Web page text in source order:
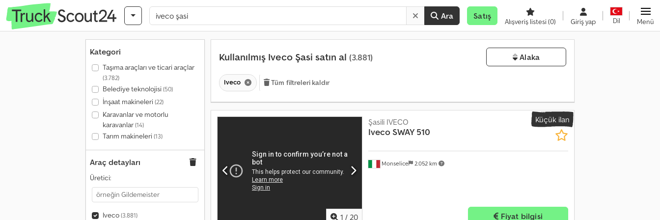
Ara Satış
Alışveriş listesi (0) Giriş yap Dil Menü
Kategori
Taşıma araçları ve ticari araçlar
(3.782)
Belediye teknolojisi(50)
İnşaat makineleri(22)
Karavanlar ve motorlu
karavanlar(14)
Tarım makineleri(13)
Araç detayları
Üretici:
Iveco(3.881)
Kullanılmış Iveco Şasi satın al (3.881) Alaka
Iveco Tüm filtreleri kaldır
Küçük ilan
1 / 20
Monselice 2.052 km
Şasili IVECO
Iveco SWAY 510
Fiyat bilgisi